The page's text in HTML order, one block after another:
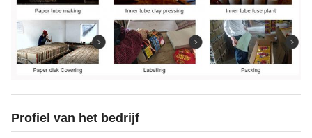
Profiel van het bedrijf